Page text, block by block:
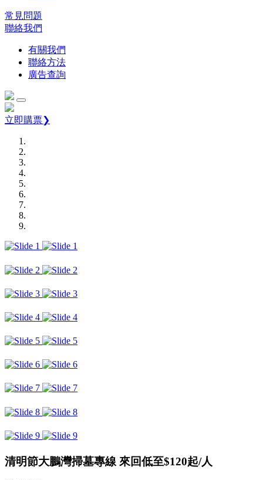
常見問題
聯絡我們
有關我們
聯絡方法
廣告查詢
立即購票❯
清明節大鵬灣掃墓專線 來回低至$120起/人